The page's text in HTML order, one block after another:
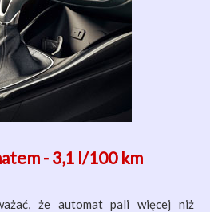
- 3,1 l/100 km
że automat pali więcej niż